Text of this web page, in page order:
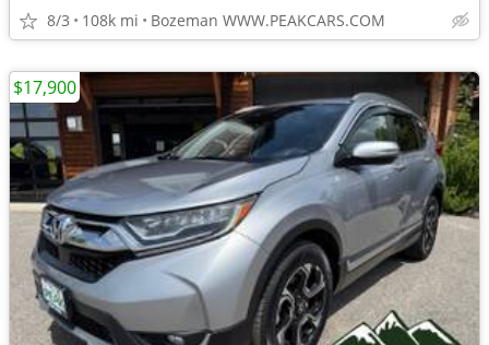
8/3 108k mi Bozeman WWW.PEAKCARS.COM
$17,900